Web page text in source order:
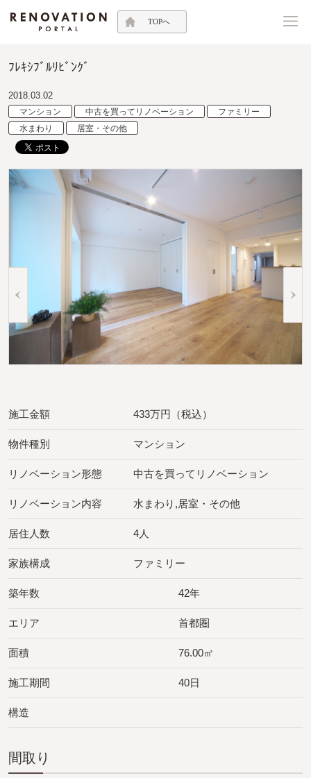
TOPへ
ﾌﾚｷｼﾌﾞﾙﾘﾋﾞﾝｸﾞ
2018.03.02
マンション 中古を買ってリノベーション
ファミリー
水まわり
居室・その他
施工金額 433万円（税込）
物件種別 マンション
リノベーション形態 中古を買ってリノベーション
リノベーション内容 水まわり,居室・その他
居住人数 4人
家族構成 ファミリー
築年数 42年
エリア 首都圏
面積 76.00㎡
施工期間 40日
構造
間取り